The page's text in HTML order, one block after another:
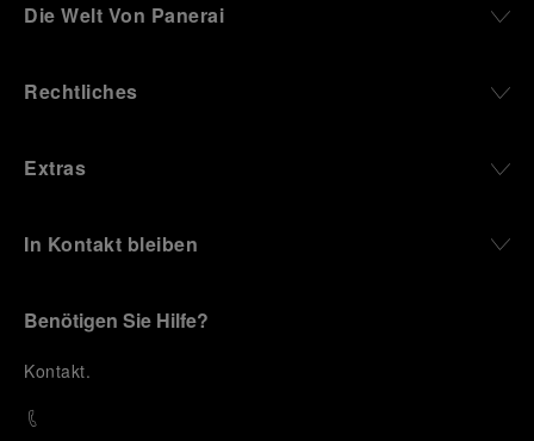
Die Welt Von Panerai
Rechtliches
Extras
In Kontakt bleiben
Benötigen Sie Hilfe?
Kontakt.